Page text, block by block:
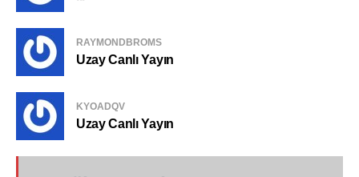
RAYMONDBROMS
Uzay Canlı Yayın
KYOADQV
Uzay Canlı Yayın